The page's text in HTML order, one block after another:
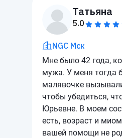
Татьяна
5.0
NGC Мск
Мне было 42 года,
мужа. У меня тогда
малявочке
чтобы убедиться,
Юрьевне. В моем
есть, возраст и
вашей помощи не